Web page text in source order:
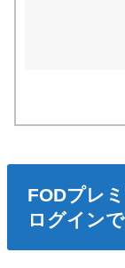
FODプレ
ログイン